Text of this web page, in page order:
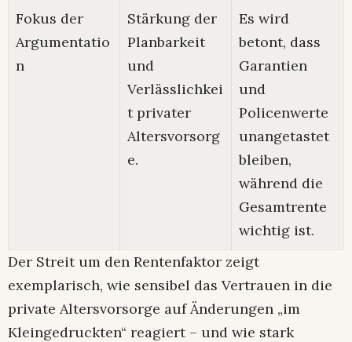
Fokus der
Argumentatio
n
Stärkung der
Planbarkeit
und
Verlässlichkei
t privater
Altersvorsorg
e.
Es wird
betont, dass
Garantien
und
Policenwerte
unangetastet
bleiben,
während die
Gesamtrente
wichtig ist.
Der Streit um den Rentenfaktor zeigt
exemplarisch, wie sensibel das Vertrauen in die
private Altersvorsorge auf Änderungen „im
Kleingedruckten“ reagiert – und wie stark